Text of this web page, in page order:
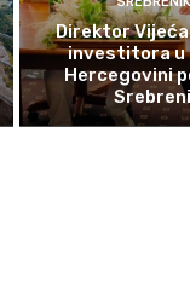
Direktor
investitora u
Hercegovini